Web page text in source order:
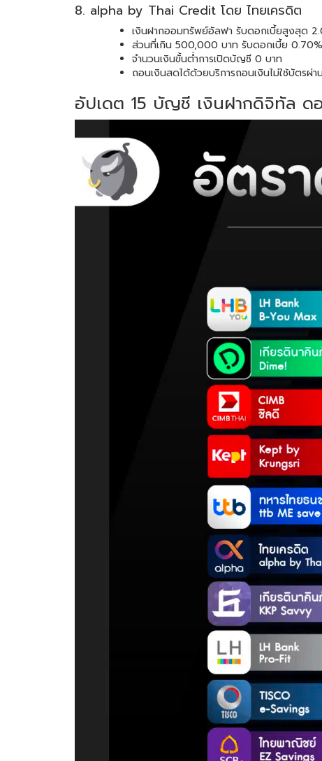
8. alpha by Thai Credit โดย ไทยเครดิต
เงินฝากออมทรัพย์อัลฟา รับดอกเบี้ยสูงสุด
ส่วนที่เกิน 500,000 บาท รับดอกเบี้ย
จำนวนเงินขั้นต่ำการเปิดบัญชี 0 บาท
ถอนเงินสดได้ด้วยบริการถอนเงินไม่ใช้บัตร
อัปเดต 15 บัญชี เงินฝากดิจิทัล ด